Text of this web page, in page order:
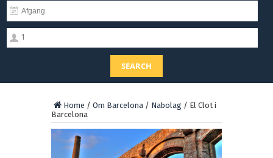
1
SEARCH
Home / Om Barcelona / Nabolag / El Clot i
Barcelona